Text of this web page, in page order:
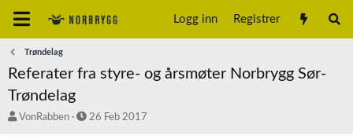
Logg inn Registrer
Trøndelag
Referater fra styre- og årsmøter Norbrygg Sør-
Trøndelag
T
VonRabben
S
26 Feb 2017